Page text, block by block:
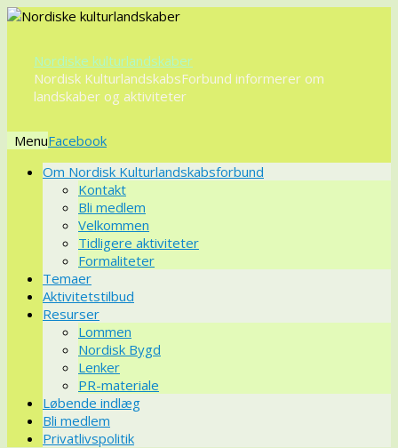
Nordiske kulturlandskaber
Nordisk KulturlandskabsForbund informerer om
landskaber og aktiviteter
Menu
VidereOm Nordisk Kulturlandskabsforbund
Kontakt
Bli medlem
Velkommen
Tidligere aktiviteter
Formaliteter
Temaer
Aktivitetstilbud
Resurser
Lommen
Nordisk Bygd
Lenker
PR-materiale
Løbende indlæg
Bli medlem
Privatlivspolitik